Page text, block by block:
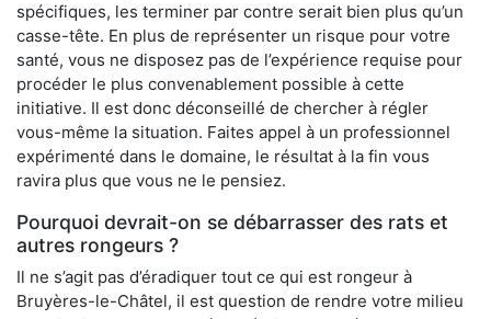
spécifiques, les terminer par contre serait bien plus qu’un
casse-tête. En plus de représenter un risque pour votre
santé, vous ne disposez pas de l’expérience requise pour
procéder le plus convenablement possible à cette
initiative. Il est donc déconseillé de chercher à régler
vous-même la situation. Faites appel à un professionnel
expérimenté dans le domaine, le résultat à la fin vous
ravira plus que vous ne le pensiez.
Pourquoi devrait-on se débarrasser des rats et
autres rongeurs ?
Il ne s’agit pas d’éradiquer tout ce qui est rongeur à
Bruyères-le-Châtel, il est question de rendre votre milieu